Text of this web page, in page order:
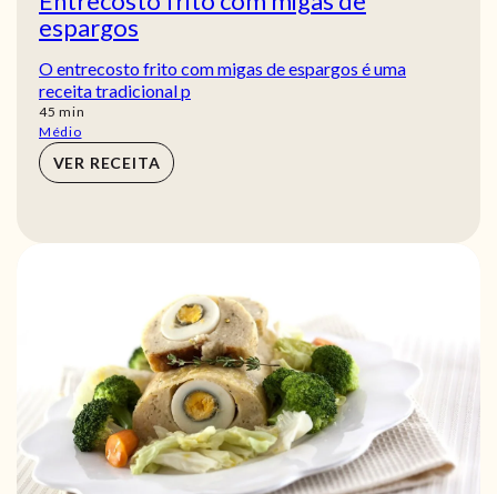
espargos
O entrecosto frito com migas de espargos é uma
receita tradicional p
45 min
min
Médio
VER RECEITA